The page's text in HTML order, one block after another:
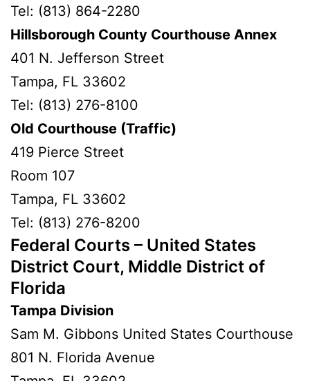
Tel: (813) 864-2280
Hillsborough County Courthouse Annex
401 N. Jefferson Street
Tampa, FL 33602
Tel: (813) 276-8100
Old Courthouse (Traffic)
419 Pierce Street
Room 107
Tampa, FL 33602
Tel: (813) 276-8200
Federal Courts – United States
District Court, Middle District of
Florida
Tampa Division
Sam M. Gibbons United States Courthouse
801 N. Florida Avenue